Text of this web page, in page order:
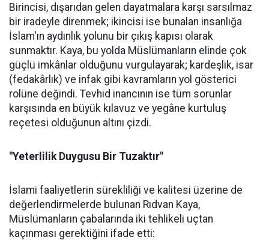
Birincisi, dışarıdan gelen dayatmalara karşı sarsılmaz
bir iradeyle direnmek; ikincisi ise bunalan insanlığa
İslam'ın aydınlık yolunu bir çıkış kapısı olarak
sunmaktır. Kaya, bu yolda Müslümanların elinde çok
güçlü imkânlar olduğunu vurgulayarak; kardeşlik, isar
(fedakârlık) ve infak gibi kavramların yol gösterici
rolüne değindi. Tevhid inancının ise tüm sorunlar
karşısında en büyük kılavuz ve yegâne kurtuluş
reçetesi olduğunun altını çizdi.
"Yeterlilik Duygusu Bir Tuzaktır"
İslami faaliyetlerin sürekliliği ve kalitesi üzerine de
değerlendirmelerde bulunan Rıdvan Kaya,
Müslümanların çabalarında iki tehlikeli uçtan
kaçınması gerektiğini ifade etti: